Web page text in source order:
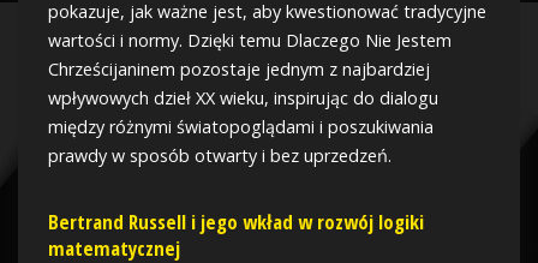
pokazuje, jak ważne jest, aby kwestionować tradycyjne
wartości i normy. Dzięki temu Dlaczego Nie Jestem
Chrześcijaninem pozostaje jednym z najbardziej
wpływowych dzieł XX wieku, inspirując do dialogu
między różnymi światopoglądami i poszukiwania
prawdy w sposób otwarty i bez uprzedzeń.
Bertrand Russell i jego wkład w rozwój logiki
matematycznej